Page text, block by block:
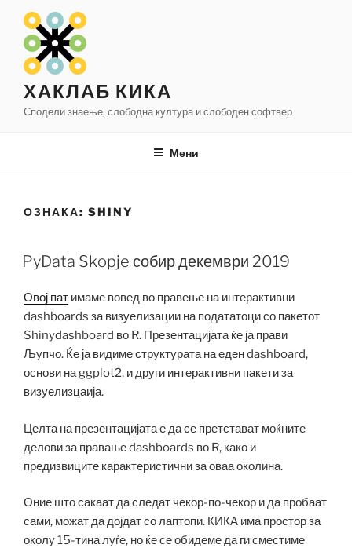
содржината
ХАКЛАБ КИКА
Сподели знаење, слободна култура и слободен софтвер
Мени
ОЗНАКА: SHINY
PyData Skopje собир декември 2019
Овој пат имаме вовед во правење на интерактивни
dashboards за визуелизации на подататоци со пакетот
Shinydashboard во R. Презентацијата ќе ја прави
Љупчо. Ќе ја видиме структурата на еден dashboard,
основи на ggplot2, и други интерактивни пакети за
визуелизцаија.
Целта на презентацијата е да се претстават моќните
делови за правање dashboards во R, како и
предизвиците карактеристични за оваа околина.
Оние што сакаат да следат чекор-по-чекор и да пробаат
сами, можат да дојдат со лаптопи. КИКА има простор за
околу 15-тина луѓе, но ќе се обидеме да ги сместиме